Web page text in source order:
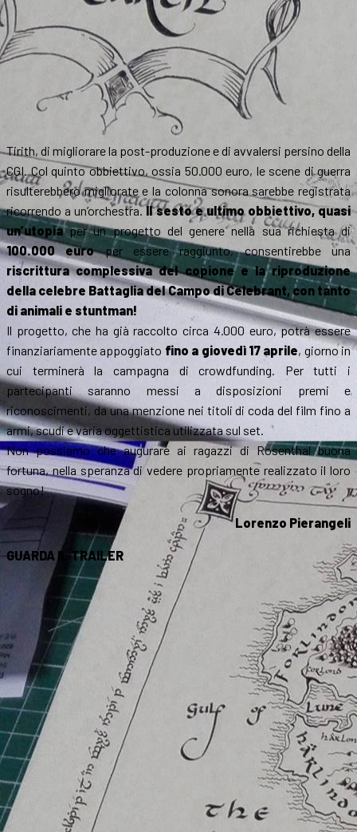
Tirith, di migliorare la post-produzione e di avvalersi persino della
CGI. Col quinto obbiettivo, ossia 50.000 euro, le scene di guerra
risulterebbero migliorate e la colonna sonora sarebbe registrata
ricorrendo a un’orchestra.Il sesto e ultimo obbiettivo, quasi
un’utopiaper un progetto del genere nella sua richiesta di
100.000 europer essere raggiunto, consentirebbe una
riscrittura complessiva del copione e la riproduzione
della celebre Battaglia del Campo di Celebrant, con tanto
di animali e stuntman!
Il progetto, che ha già raccolto circa 4.000 euro, potrà essere
finanziariamente appoggiato fino a giovedì 17 aprile, giorno in
cui terminerà la campagna di crowdfunding. Per tutti i
partecipanti saranno messi a disposizioni premi e
riconoscimenti, da una menzione nei titoli di coda del film fino a
armi, scudi e varia oggettistica utilizzata sul set.
Non possiamo che augurare ai ragazzi di Rosenthal buona
fortuna, nella speranza di vedere propriamente realizzato il loro
sogno!
Lorenzo Pierangeli
GUARDA IL TRAILER